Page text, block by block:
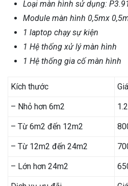
Loại màn hình sử dụng:
Module màn hình 0,5mx
1 laptop chạy sự kiện
1 Hệ thống xử lý màn hình
1 Hệ thống gia cố màn hình
Kích thước
– Nhỏ hơn 6m2
– Từ 6m2 đến 12m2
– Từ 12m2 đến 24m2
– Lớn hơn 24m2